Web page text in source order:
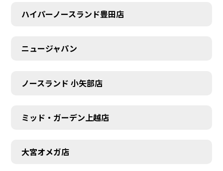
ハイパーノースランド豊田店
ニュージャパン
ノースランド 小矢部店
ミッド・ガーデン上越店
大宮オメガ店